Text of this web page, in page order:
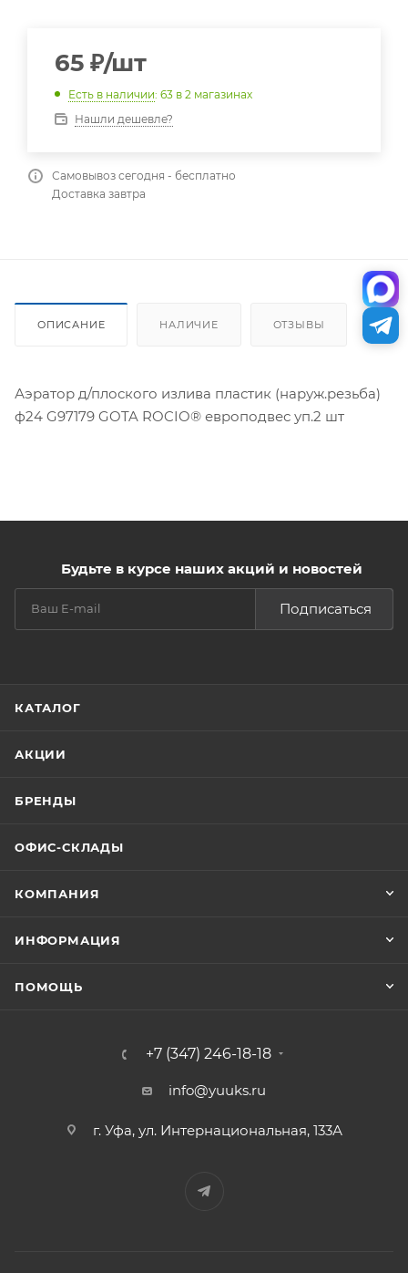
65 ₽/шт
Есть в наличии: 63 в 2 магазинах
Нашли дешевле?
Самовывоз сегодня - бесплатно
Доставка завтра
ОПИСАНИЕ НАЛИЧИЕ ОТЗЫВЫ
Аэратор д/плоского излива пластик (наруж.резьба)
ф24 G97179 GOTA ROCIO® европодвес уп.2 шт
Будьте в курсе наших акций и новостей
Подписаться
КАТАЛОГ
АКЦИИ
БРЕНДЫ
ОФИС-СКЛАДЫ
КОМПАНИЯ
ИНФОРМАЦИЯ
ПОМОЩЬ
+7 (347) 246-18-18
info@yuuks.ru
г. Уфа, ул. Интернациональная, 133А